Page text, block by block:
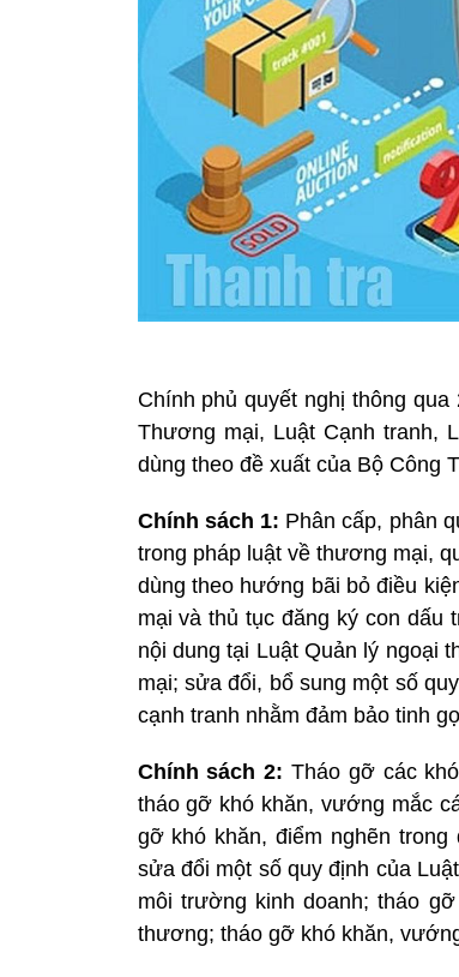
Chính phủ quyết nghị thông
Thương mại, Luật Cạnh tranh,
dùng theo đề xuất của Bộ Công
Chính sách 1: Phân cấp, phân
trong pháp luật về thương mại,
dùng theo hướng bãi bỏ điều
mại và thủ tục đăng ký con dấu
nội dung tại Luật Quản lý ngoại
mại; sửa đổi, bổ sung một số
cạnh tranh nhằm đảm bảo tinh
Chính sách 2: Tháo gỡ các
tháo gỡ khó khăn, vướng mắc
gỡ khó khăn, điểm nghẽn
sửa đổi một số quy định của
môi trường kinh doanh; tháo
thương; tháo gỡ khó khăn,